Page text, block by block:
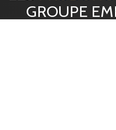
GROUPE